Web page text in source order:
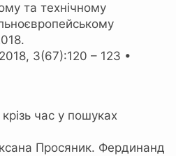
та технічному
3(67):120 – 123 •
час у пошуках
Просяник. Фердинанд